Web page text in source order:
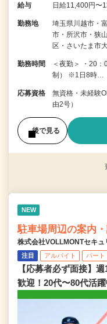
給与 日給11,400円〜
勤務地
埼玉県川越市・
市・所沢市・狭
区・さいたま市
勤務時間
＜夜勤＞ ・20
制） ※1日8時…
応募資格
無資格・未経験
由2号）
後で見る
NEW
駐車場周辺の案内
株式会社VOLLMONTセキ
注目 アルバイト パート
【応募者必ず面接】
歓迎！20代〜80代活